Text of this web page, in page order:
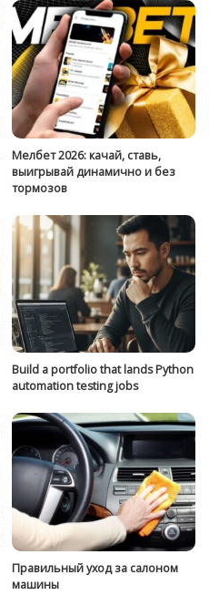
Мелбет 2026: качай, ставь,
выигрывай динамично и без
тормозов
Build a portfolio that lands Python
automation testing jobs
Правильный уход за салоном
машины